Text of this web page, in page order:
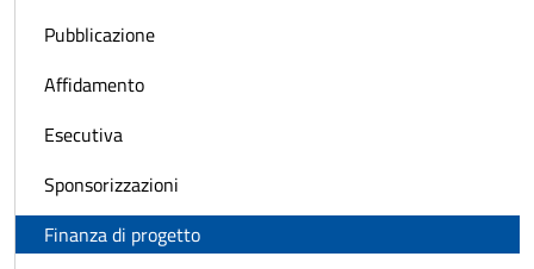
Pubblicazione
Affidamento
Esecutiva
Sponsorizzazioni
Finanza di progetto